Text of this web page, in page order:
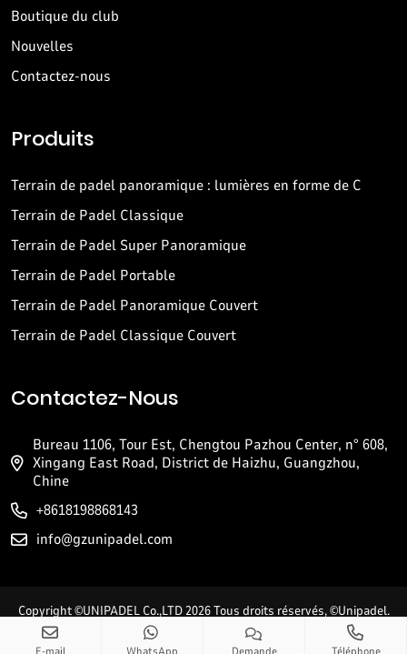
Boutique du club
Nouvelles
Contactez-nous
Produits
Terrain de padel panoramique : lumières en forme de C
Terrain de Padel Classique
Terrain de Padel Super Panoramique
Terrain de Padel Portable
Terrain de Padel Panoramique Couvert
Terrain de Padel Classique Couvert
Contactez-Nous
Bureau 1106, Tour Est, Chengtou Pazhou Center, n° 608,
Xingang East Road, District de Haizhu, Guangzhou,
Chine
+8618198868143
info@gzunipadel.com
Copyright ©UNIPADEL Co.,LTD 2026 Tous droits réservés, ©Unipadel.
Tous droits réservés. Marque déposée en Chine et en Espagne.